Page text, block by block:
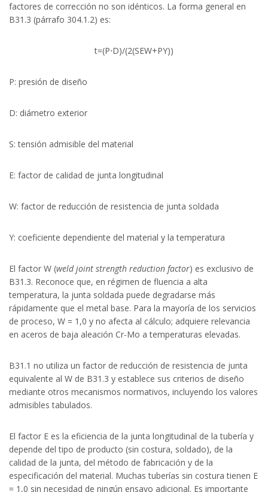
factores de corrección no son idénticos. La forma general en
B31.3 (párrafo 304.1.2) es:
t=(P⋅D)/(2(SEW+PY))
P: presión de diseño
D: diámetro exterior
S: tensión admisible del material
E: factor de calidad de junta longitudinal
W: factor de reducción de resistencia de junta soldada
Y: coeficiente dependiente del material y la temperatura
El factor W (weld joint strength reduction factor) es exclusivo de
B31.3. Reconoce que, en régimen de fluencia a alta
temperatura, la junta soldada puede degradarse más
rápidamente que el metal base. Para la mayoría de los servicios
de proceso, W = 1,0 y no afecta al cálculo; adquiere relevancia
en aceros de baja aleación Cr-Mo a temperaturas elevadas.
B31.1 no utiliza un factor de reducción de resistencia de junta
equivalente al W de B31.3 y establece sus criterios de diseño
mediante otros mecanismos normativos, incluyendo los valores
admisibles tabulados.
El factor E es la eficiencia de la junta longitudinal de la tubería y
depende del tipo de producto (sin costura, soldado), de la
calidad de la junta, del método de fabricación y de la
especificación del material. Muchas tuberías sin costura tienen E
= 1,0 sin necesidad de ningún ensayo adicional. Es importante